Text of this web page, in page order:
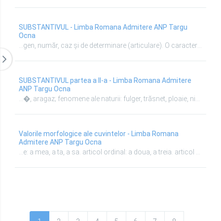
SUBSTANTIVUL - Limba Romana Admitere ANP Targu
Ocna
SUBSTANTIVUL partea a II-a - Limba Romana Admitere
ANP Targu Ocna
Valorile morfologice ale cuvintelor - Limba Romana
Admitere ANP Targu Ocna